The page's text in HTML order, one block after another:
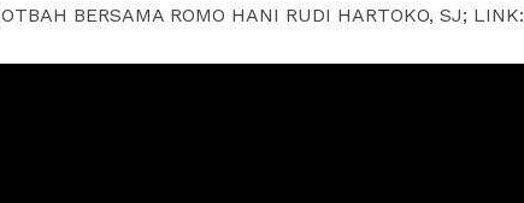
BERSAMA ROMO HANI RUDI HARTOKO, SJ; LINK: